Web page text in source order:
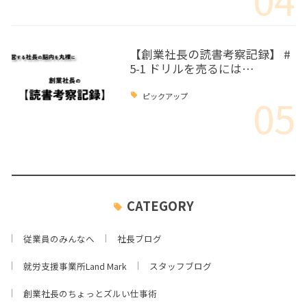
【創業社長の読書考察記録】 #
5-1 ドリルを売るには…
ピックアップ 05
CATEGORY
従業員のみんなへ 社長ブログ
就労支援事業所Land Mark スタッフブログ
創業社長のちょっとズルい仕事術